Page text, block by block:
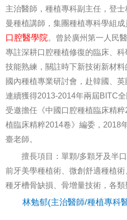
主治醫師，種植專科副主任，登
曼種植講師，集團種植專科學組成
口腔醫學院。曾於廣州第一人民
專註深耕口腔種植修復的臨床、
技能熟練，關註時下新技術新材
國內種植專業研討會，赴韓國、英
連續獲得2013-2014年兩屆BITC
受邀擔任《中國口腔種植臨床精
植臨床精粹2014卷》編委，2018
臺老師。
擅長項目：單顆/多顆牙及半口
前牙美學種植術、微創舒適種植
種牙槽骨缺損、骨增量技術，各類
林勉郁(主治醫師/種植專科